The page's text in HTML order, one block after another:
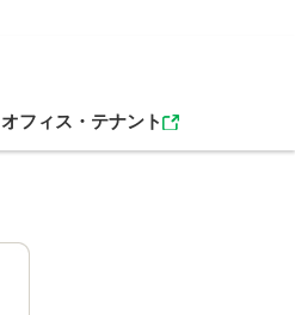
オフィス・テナント